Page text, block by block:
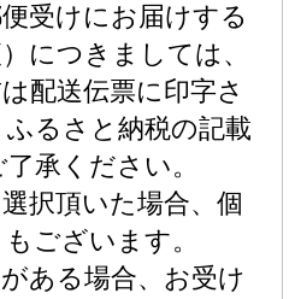
受けにお届けする
につきましては、
配送伝票に印字さ
るさと納税の記載
承ください。
択頂いた場合、個
ございます。
ある場合、お受け